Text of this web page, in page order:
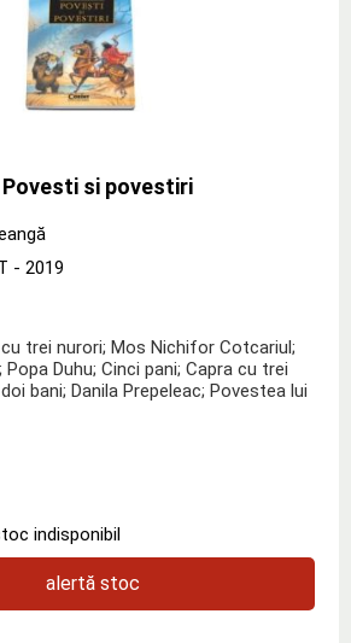
Povesti si povestiri
- 2019
trei nurori; Mos Nichifor Cotcariul;
Duhu; Cinci pani; Capra cu trei
bani; Danila Prepeleac; Povestea lui
indisponibil
alertă stoc